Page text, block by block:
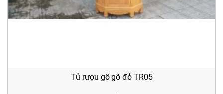
Tủ rượu gỗ gõ đỏ TR05